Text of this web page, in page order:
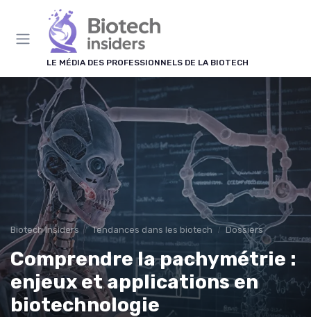
LE MÉDIA DES PROFESSIONNELS DE LA BIOTECH
Biotech Insiders Tendances dans les biotech Dossiers
Comprendre la pachymétrie :
enjeux et applications en
biotechnologie
Panneau de gestion des cookies